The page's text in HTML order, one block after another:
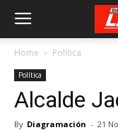
Home Política
Política
Alcalde
By Diagramación - 21